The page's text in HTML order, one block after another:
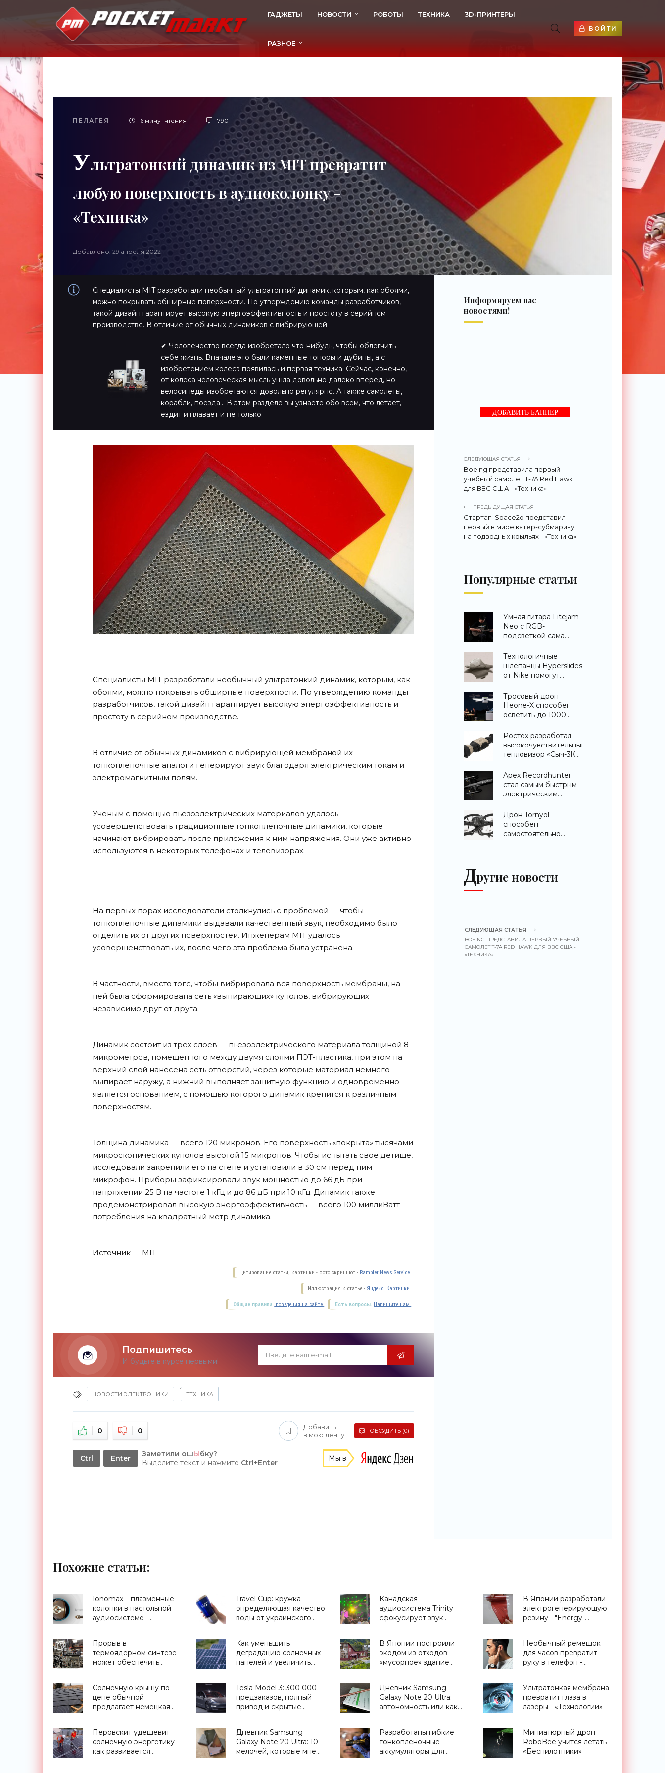
ГАДЖЕТЫ НОВОСТИ РОБОТЫ ТЕХНИКА 3D-ПРИНТЕРЫ
РАЗНОЕ
ВОЙТИ
ПЕЛАГЕЯ 6 минут чтения 790
Ультратонкий динамик из MIT превратит
любую поверхность в аудиоколонку -
«Техника»
Добавлено: 29 апреля 2022
Специалисты MIT разработали необычный ультратонкий динамик, которым, как обоями,
можно покрывать обширные поверхности. По утверждению команды разработчиков,
такой дизайн гарантирует высокую энергоэффективность и простоту в серийном
производстве. В отличие от обычных динамиков с вибрирующей
✔ Человечество всегда изобретало что-нибудь, чтобы облегчить
себе жизнь. Вначале это были каменные топоры и дубины, а с
изобретением колеса появилась и первая техника. Сейчас, конечно,
от колеса человеческая мысль ушла довольно далеко вперед, но
велосипеды изобретаются довольно регулярно. А также самолеты,
корабли, поезда… В этом разделе вы узнаете обо всем, что летает,
ездит и плавает и не только.
Специалисты MIT разработали необычный ультратонкий динамик, которым, как
обоями, можно покрывать обширные поверхности. По утверждению команды
разработчиков, такой дизайн гарантирует высокую энергоэффективность и
простоту в серийном производстве.
В отличие от обычных динамиков с вибрирующей мембраной их
тонкопленочные аналоги генерируют звук благодаря электрическим токам и
электромагнитным полям.
Ученым с помощью пьезоэлектрических материалов удалось
усовершенствовать традиционные тонкопленочные динамики, которые
начинают вибрировать после приложения к ним напряжения. Они уже активно
используются в некоторых телефонах и телевизорах.
На первых порах исследователи столкнулись с проблемой — чтобы
тонкопленочные динамики выдавали качественный звук, необходимо было
отделить их от других поверхностей. Инженерам MIT удалось
усовершенствовать их, после чего эта проблема была устранена.
В частности, вместо того, чтобы вибрировала вся поверхность мембраны, на
ней была сформирована сеть «выпирающих» куполов, вибрирующих
независимо друг от друга.
Динамик состоит из трех слоев — пьезоэлектрического материала толщиной 8
микрометров, помещенного между двумя слоями ПЭТ-пластика, при этом на
верхний слой нанесена сеть отверстий, через которые материал немного
выпирает наружу, а нижний выполняет защитную функцию и одновременно
является основанием, с помощью которого динамик крепится к различным
поверхностям.
Толщина динамика — всего 120 микронов. Его поверхность «покрыта» тысячами
микроскопических куполов высотой 15 микронов. Чтобы испытать свое детище,
исследовали закрепили его на стене и установили в 30 см перед ним
микрофон. Приборы зафиксировали звук мощностью до 66 дБ при
напряжении 25 В на частоте 1 кГц и до 86 дБ при 10 кГц. Динамик также
продемонстрировал высокую энергоэффективность — всего 100 миллиВатт
потребления на квадратный метр динамика.
Источник — MIT
Цитирование статьи, картинки - фото скриншот - Rambler News Service.
Иллюстрация к статье - Яндекс. Картинки.
Есть вопросы. Напишите нам.
Общие правила поведения на сайте.
Подпишитесь
И будьте в курсе первыми!
НОВОСТИ ЭЛЕКТРОНИКИ
,
ТЕХНИКА
0 0
Добавить
в мою ленту
ОБСУДИТЬ (0)
Ctrl Enter Заметили ошЫбку?
Выделите текст и нажмите Ctrl+Enter Мы в
Информируем вас
новостями!
ДОБАВИТЬ БАННЕР
СЛЕДУЮЩАЯ СТАТЬЯ
Boeing представила первый
учебный самолет T-7A Red Hawk
для ВВС США - «Техника»
ПРЕДЫДУЩАЯ СТАТЬЯ
Стартап iSpace2o представил
первый в мире катер-субмарину
на подводных крыльях - «Техника»
Популярные статьи
Умная гитара Litejam
Neo с RGB-
подсветкой сама
«Гаджеты»
Технологичные
шлепанцы Hyperslides
от Nike помогут
ноги после
тренировки -
«Гаджеты»
Тросовый дрон
Heone-X способен
осветить до 1000
земли -
«Беспилотники»
Ростех разработал
высокочувствительный
тепловизор «Сыч-3К»
распознавания до 2
км - «Гаджеты»
Apex Recordhunter
стал самым быстрым
электрическим
«Беспилотники»
Дрон Tornyol
способен
самостоятельно
Другие новости
СЛЕДУЮЩАЯ СТАТЬЯ
BOEING ПРЕДСТАВИЛА ПЕРВЫЙ УЧЕБНЫЙ
САМОЛЕТ T-7A RED HAWK ДЛЯ ВВС США -
«ТЕХНИКА»
Похожие статьи:
Ionomax – плазменные
колонки в настольной
аудиосистеме -
Travel Cup: кружка
определяющая качество
воды от украинского
Канадская
аудиосистема Trinity
сфокусирует звук
площади - «Техника»
В Японии разработали
электрогенерирующую
резину - "Energy-
Прорыв в
термоядерном синтезе
может обеспечить
Электроники»
Как уменьшить
деградацию солнечных
панелей и увеличить
В Японии построили
экодом из отходов:
«мусорное» здание
пивоварню -
«Архитектура»
Необычный ремешок
для часов превратит
руку в телефон -
Солнечную крышу по
цене обычной
предлагает немецкая
Tesla Model 3: 300 000
предзаказов, полный
привод и скрытые
Дневник Samsung
Galaxy Note 20 Ultra:
автономность или как
«Смартфоны»
Ультратонкая мембрана
превратит глаза в
лазеры - «Технологии»
Перовскит удешевит
солнечную энергетику -
как развивается
Дневник Samsung
Galaxy Note 20 Ultra: 10
мелочей, которые мне
Разработаны гибкие
тонкопленочные
аккумуляторы для
Миниатюрный дрон
RoboBee учится летать -
«Беспилотники»